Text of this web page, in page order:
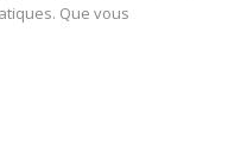
Que vous